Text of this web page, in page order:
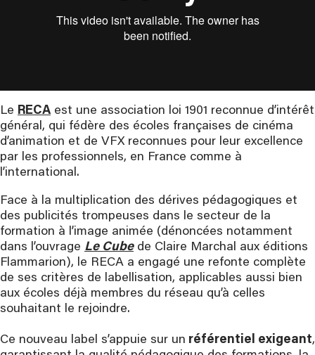
Le RECA est une association loi 1901 reconnue d’intérêt
général, qui fédère des écoles françaises de cinéma
d’animation et de VFX reconnues pour leur excellence
par les professionnels, en France comme à
l’international.
Face à la multiplication des dérives pédagogiques et
des publicités trompeuses dans le secteur de la
formation à l’image animée (dénoncées notamment
dans l’ouvrage Le Cubede Claire Marchal aux éditions
Flammarion), le RECA a engagé une refonte complète
de ses critères de labellisation, applicables aussi bien
aux écoles déjà membres du réseau qu’à celles
souhaitant le rejoindre.
Ce nouveau label s’appuie sur un référentiel exigeant,